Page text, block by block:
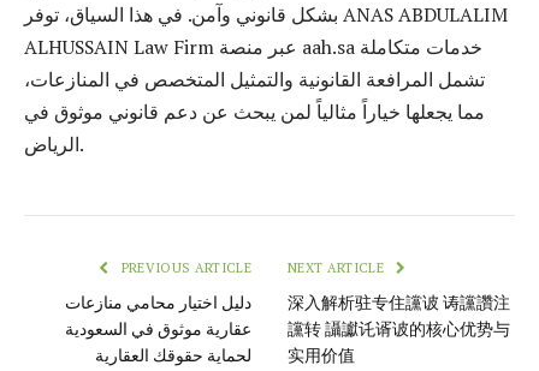
بشكل قانوني وآمن. في هذا السياق، توفر ANAS ABDULALIM
ALHUSSAIN Law Firm عبر منصة aah.sa خدمات متكاملة
تشمل المرافعة القانونية والتمثيل المتخصص في المنازعات،
مما يجعلها خياراً مثالياً لمن يبحث عن دعم قانوني موثوق في
الرياض.
PREVIOUS ARTICLE
دليل اختيار محامي منازعات
عقارية موثوق في السعودية
لحماية حقوقك العقارية
NEXT ARTICLE
深入解析驻专住讜诐 诪讜讚注
讜转 讘讞讬谞诐的核心优势与
实用价值